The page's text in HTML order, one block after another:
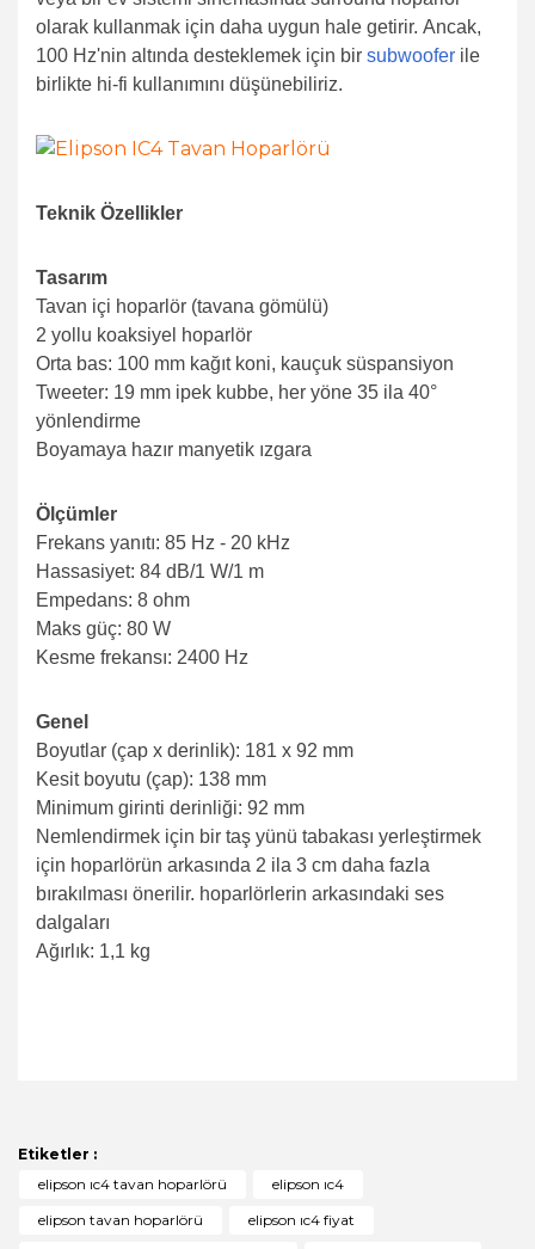
olarak kullanmak için daha uygun hale getirir. Ancak,
100 Hz'nin altında desteklemek için bir subwoofer ile
birlikte hi-fi kullanımını düşünebiliriz.
Teknik Özellikler
Tasarım
Tavan içi hoparlör (tavana gömülü)
2 yollu koaksiyel hoparlör
Orta bas: 100 mm kağıt koni, kauçuk süspansiyon
Tweeter: 19 mm ipek kubbe, her yöne 35 ila 40°
yönlendirme
Boyamaya hazır manyetik ızgara
Ölçümler
Frekans yanıtı: 85 Hz - 20 kHz
Hassasiyet: 84 dB/1 W/1 m
Empedans: 8 ohm
Maks güç: 80 W
Kesme frekansı: 2400 Hz
Genel
Boyutlar (çap x derinlik): 181 x 92 mm
Kesit boyutu (çap): 138 mm
Minimum girinti derinliği: 92 mm
Nemlendirmek için bir taş yünü tabakası yerleştirmek
için hoparlörün arkasında 2 ila 3 cm daha fazla
bırakılması önerilir. hoparlörlerin arkasındaki ses
dalgaları
Ağırlık: 1,1 kg
Yorum Yaz
Etiketler :
elipson ıc4 tavan hoparlörü
elipson ıc4
elipson tavan hoparlörü
elipson ıc4 fiyat